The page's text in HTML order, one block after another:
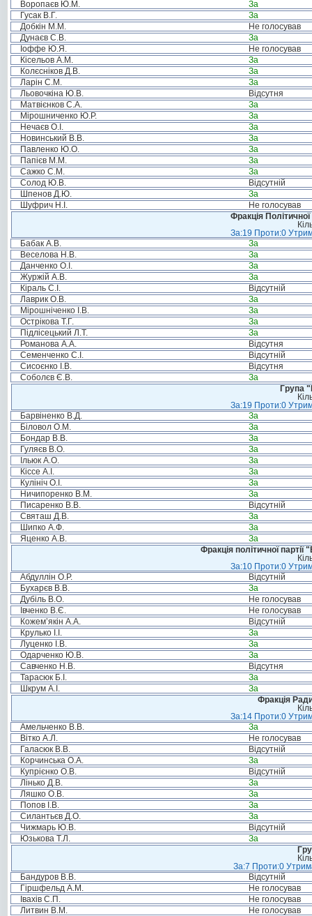
Воропаєв Ю.М.
За
Гусак В.Г.
За
Добкін М.М.
Не голосував
Дунаєв С.В.
За
Іоффе Ю.Я.
Не голосував
Кісельов А.М.
За
Колєсніков Д.В.
За
Ларін С.М.
За
Льовочкіна Ю.В.
Відсутня
Матвієнков С.А.
За
Мірошниченко Ю.Р.
За
Нечаєв О.І.
За
Новинський В.В.
За
Павленко Ю.О.
За
Папієв М.М.
За
Сажко С.М.
За
Солод Ю.В.
Відсутній
Шпенов Д.Ю.
За
Шуфрич Н.І.
Не голосував
Фракція
За:19 Проти:0
Бабак А.В.
За
Веселова Н.В.
За
Данченко О.І.
За
Журжій А.В.
За
Кіраль С.І.
Відсутній
Лаврик О.В.
За
Мірошніченко І.В.
За
Острікова Т.Г.
За
Підлісецький Л.Т.
За
Романова А.А.
Відсутня
Семенченко С.І.
Відсутній
Сисоєнко І.В.
Відсутня
Соболєв Є.В.
За
Група
За:19 Проти:0
Барвіненко В.Д.
За
Біловол О.М.
За
Бондар В.В.
За
Гуляєв В.О.
За
Ільюк А.О.
За
Кіссе А.І.
За
Кулініч О.І.
За
Ничипоренко В.М.
За
Писаренко В.В.
Відсутній
Святаш Д.В.
За
Шипко А.Ф.
За
Яценко А.В.
За
Фракція політичної
За:10 Проти:0
Абдуллін О.Р.
Відсутній
Бухарєв В.В.
За
Дубіль В.О.
Не голосував
Івченко В.Є.
Не голосував
Кожем’якін А.А.
Відсутній
Крулько І.І.
За
Луценко І.В.
За
Одарченко Ю.В.
За
Савченко Н.В.
Відсутня
Тарасюк Б.І.
За
Шкрум А.І.
За
Фракція
За:14 Проти:0
Амельченко В.В.
За
Вітко А.Л.
Не голосував
Галасюк В.В.
Відсутній
Корчинська О.А.
За
Купрієнко О.В.
Відсутній
Лінько Д.В.
За
Ляшко О.В.
За
Попов І.В.
За
Силантьєв Д.О.
За
Чижмарь Ю.В.
Відсутній
Юзькова Т.Л.
За
За:7 Проти:0
Бандуров В.В.
Відсутній
Гіршфельд А.М.
Не голосував
Івахів С.П.
Не голосував
Литвин В.М.
Не голосував